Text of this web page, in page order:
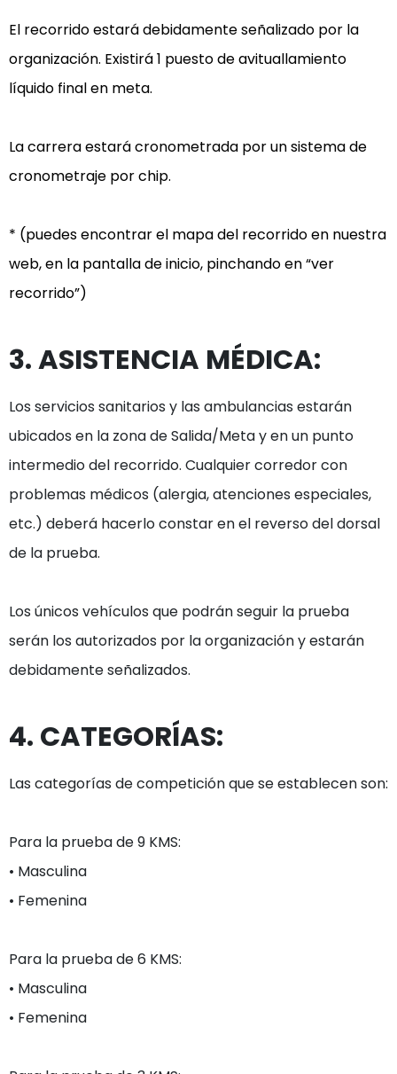
El recorrido estará debidamente señalizado por la
organización. Existirá 1 puesto de avituallamiento
líquido final en meta.
La carrera estará cronometrada por un sistema de
cronometraje por chip.
* (puedes encontrar el mapa del recorrido en nuestra
web, en la pantalla de inicio, pinchando en “ver
3. ASISTENCIA MÉDICA:
Los servicios sanitarios y las ambulancias estarán
ubicados en la zona de Salida/Meta y en un punto
intermedio del recorrido. Cualquier corredor con
problemas médicos (alergia, atenciones especiales,
etc.) deberá hacerlo constar en el reverso del dorsal
de la prueba.
Los únicos vehículos que podrán seguir la prueba
serán los autorizados por la organización y estarán
debidamente señalizados.
4. CATEGORÍAS:
Las categorías de competición que se establecen son:
Para la prueba de 9 KMS:
• Masculina
• Femenina
Para la prueba de 6 KMS:
• Masculina
• Femenina